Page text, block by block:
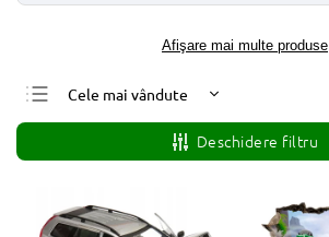
Afişare mai multe produse
Cele mai vândute
Cele mai ieftine
Cele mai scumpe
Deschidere filtru